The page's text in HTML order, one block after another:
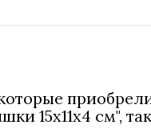
15х11х4 см",